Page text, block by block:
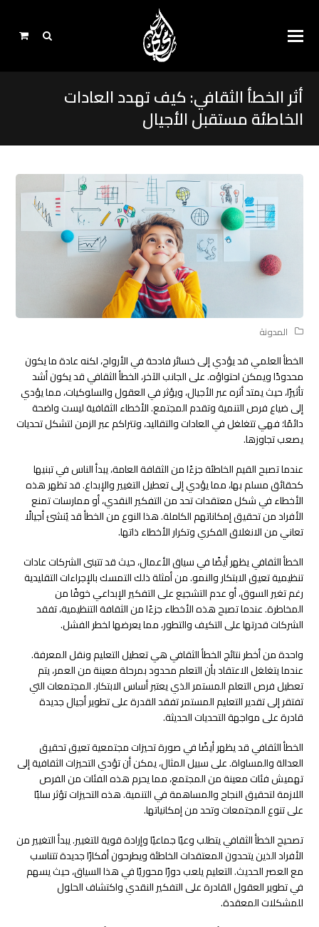
أثر الخطأ الثقافي: كيف تهدد العادات
الخاطئة مستقبل الأجيال
المدونة
الخطأ العلمي قد يؤدي إلى خسائر فادحة في الأرواح، لكنه عادة ما يكون
محدودًا ويمكن احتواؤه. على الجانب الآخر، الخطأ الثقافي قد يكون أشد
تأثيرًا، حيث يمتد أثره عبر الأجيال، ويؤثر في العقول والسلوكيات، مما يؤدي
إلى ضياع فرص التنمية وتقدم المجتمع. الأخطاء الثقافية ليست واضحة
دائمًا؛ فهي تتغلغل في العادات والتقاليد، وتتراكم عبر الزمن لتشكل تحديات
يصعب تجاوزها.
عندما تصبح القيم الخاطئة جزءًا من الثقافة العامة، يبدأ الناس في تبنيها
كحقائق مسلم بها، مما يؤدي إلى تعطيل التغيير والإبداع. قد تظهر هذه
الأخطاء في شكل معتقدات تحد من التفكير النقدي، أو ممارسات تمنع
الأفراد من تحقيق إمكاناتهم الكاملة. هذا النوع من الخطأ قد يُنشئ أجيالًا
تعاني من الانغلاق الفكري وتكرار الأخطاء ذاتها.
الخطأ الثقافي يظهر أيضًا في سياق الأعمال، حيث قد تتبنى الشركات عادات
تنظيمية تعيق الابتكار والنمو. من أمثلة ذلك التمسك بالإجراءات التقليدية
رغم تغير السوق، أو عدم التشجيع على التفكير الإبداعي خوفًا من
المخاطرة. عندما تصبح هذه الأخطاء جزءًا من الثقافة التنظيمية، تفقد
الشركات قدرتها على التكيف والتطور، مما يعرضها لخطر الفشل.
واحدة من أخطر نتائج الخطأ الثقافي هي تعطيل التعليم ونقل المعرفة.
عندما يتغلغل الاعتقاد بأن التعلم محدود بمرحلة معينة من العمر، يتم
تعطيل فرص التعلم المستمر الذي يعتبر أساس الابتكار. المجتمعات التي
تفتقر إلى تقدير التعليم المستمر تفقد القدرة على تطوير أجيال جديدة
قادرة على مواجهة التحديات الحديثة.
الخطأ الثقافي قد يظهر أيضًا في صورة تحيزات مجتمعية تعيق تحقيق
العدالة والمساواة. على سبيل المثال، يمكن أن تؤدي التحيزات الثقافية إلى
تهميش فئات معينة من المجتمع، مما يحرم هذه الفئات من الفرص
اللازمة لتحقيق النجاح والمساهمة في التنمية. هذه التحيزات تؤثر سلبًا
على تنوع المجتمعات وتحد من إمكانياتها.
تصحيح الخطأ الثقافي يتطلب وعيًا جماعيًا وإرادة قوية للتغيير. يبدأ التغيير من
الأفراد الذين يتحدون المعتقدات الخاطئة ويطرحون أفكارًا جديدة تتناسب
مع العصر الحديث. التعليم يلعب دورًا محوريًا في هذا السياق، حيث يسهم
في تطوير العقول القادرة على التفكير النقدي واكتشاف الحلول
للمشكلات المعقدة.